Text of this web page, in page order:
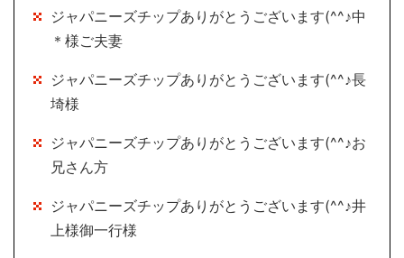
ジャパニーズチップありがとうございます(^^♪中
＊様ご夫妻
ジャパニーズチップありがとうございます(^^♪長
埼様
ジャパニーズチップありがとうございます(^^♪お
兄さん方
ジャパニーズチップありがとうございます(^^♪井
上様御一行様